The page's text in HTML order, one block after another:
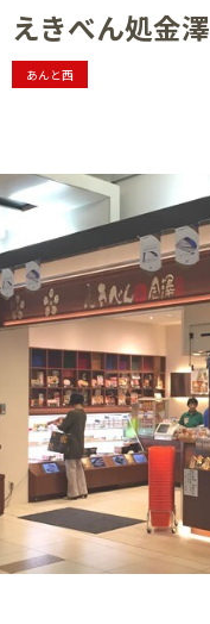
えきべん処金澤
あんと西